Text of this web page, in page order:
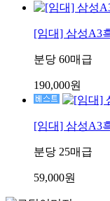
[임대] 삼성A3
분당 60매급
190,000원
[임대] 삼성A3
분당 25매급
59,000원